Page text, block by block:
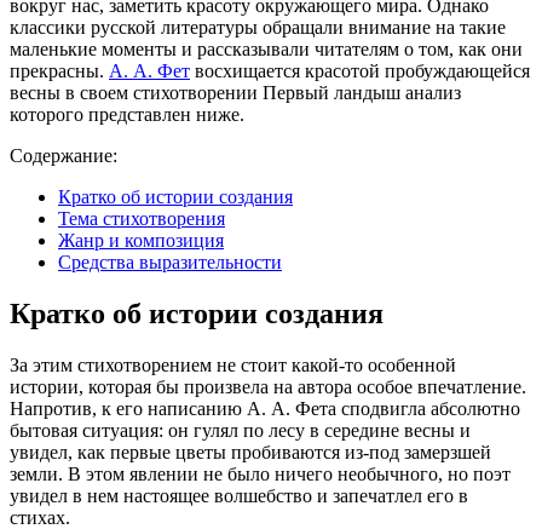
вокруг нас, заметить красоту окружающего мира. Однако
классики русской литературы обращали внимание на такие
маленькие моменты и рассказывали читателям о том, как они
прекрасны. А. А. Фет восхищается красотой пробуждающейся
весны в своем стихотворении Первый ландыш анализ
которого представлен ниже.
Содержание:
Кратко об истории создания
Тема стихотворения
Жанр и композиция
Средства выразительности
Кратко об истории создания
За этим стихотворением не стоит какой-то особенной
истории, которая бы произвела на автора особое впечатление.
Напротив, к его написанию А. А. Фета сподвигла абсолютно
бытовая ситуация: он гулял по лесу в середине весны и
увидел, как первые цветы пробиваются из-под замерзшей
земли. В этом явлении не было ничего необычного, но поэт
увидел в нем настоящее волшебство и запечатлел его в
стихах.